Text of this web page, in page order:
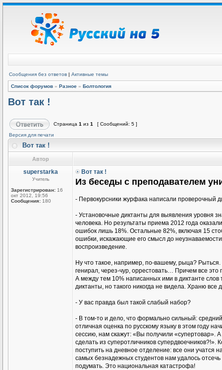
Сообщения без ответов | Активные темы
Список форумов » Разное » Болтология
Вот так !
Страница 1 из 1
[ Сообщений: 5 ]
Версия для печати
Вот так !
Автор
superstarka
Учитель
Зарегистрирован: 16
окт 2012, 19:56
Сообщения: 180
Вот так !
Из беседы с преподавателем
- Первокурсники журфака написали проверочный
- Установочные диктанты для выявления уровня
человека. Но результаты приема 2012 года
ошибок лишь 18%. Остальные 82%, включая 15
ошибки, искажающие его смысл до
воспроизведение.
Ну что такое, например, по-вашему, рыца?
генирал, через-чур, оррестовать… Причем все это
А между тем 10% написанных ими в диктанте
диктанты, но такого никогда не видела. Храню
- У вас правда был такой слабый набор?
- В том-то и дело, что формально сильный:
отличная оценка по русскому языку в этом году
сессию, нам скажут: «Вы получили «супертовар». А
сделать из суперотличников
поступить на дневное отделение: все они учатся
самых безнадежных студентов нам удалось
подумать. Это национальная катастрофа!